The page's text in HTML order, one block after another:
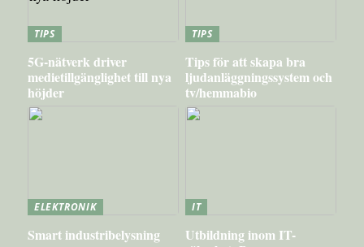
TIPS
5G-nätverk driver
medietillgänglighet till nya
höjder
TIPS
Tips för att skapa bra
ljudanläggningssystem och
tv/hemmabio
ELEKTRONIK
Smart industribelysning
IT
Utbildning inom IT-